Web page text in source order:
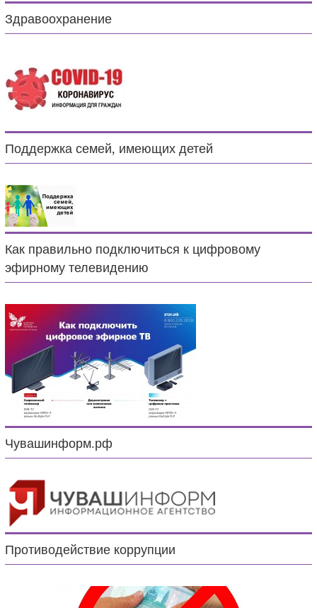
Здравоохранение
Поддержка семей, имеющих детей
Как правильно подключиться к цифровому
эфирному телевидению
Чувашинформ.рф
Противодействие коррупции